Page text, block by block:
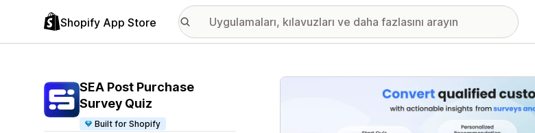
Shopify App Store
SEA Post Purchase
Survey Quiz
Built for Shopify
Öne çıkan görsel galerisi